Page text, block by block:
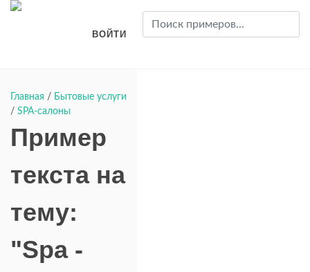
ВОЙТИ
Главная / Бытовые услуги
/ SPA-салоны
Пример
текста на
тему:
"Spa -